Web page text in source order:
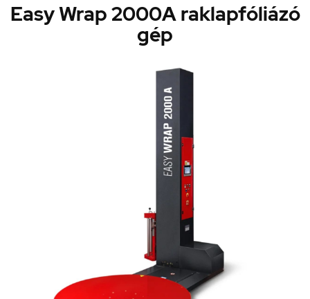
Easy Wrap 2000A raklapfóliázó
gép